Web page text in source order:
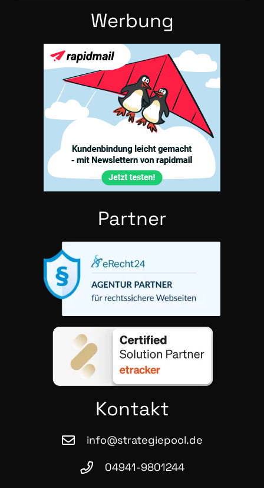
Wer­bung
Part­ner
Kon­takt
info@strategiepool.de
04941-9801244